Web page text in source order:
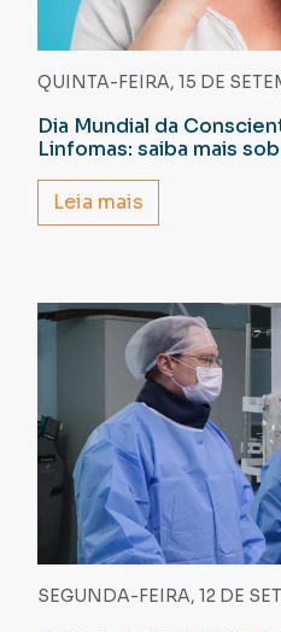
QUINTA-FEIRA, 15 DE
Dia Mundial da
Linfomas: saiba mais
Leia mais
SEGUNDA-FEIRA, 12 DE